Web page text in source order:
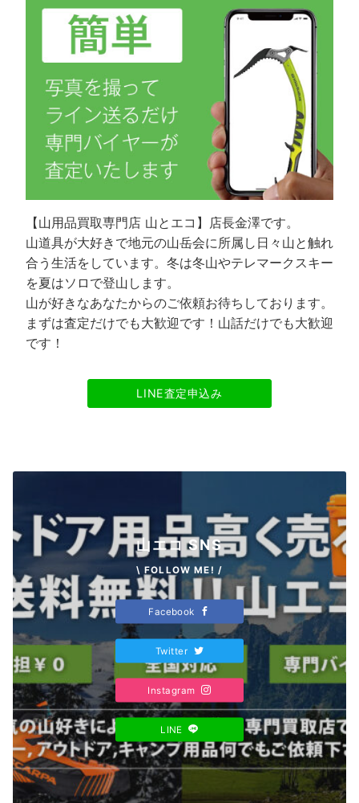
【山用品買取専門店 山とエコ】店長金澤です。
山道具が大好きで地元の山岳会に所属し日々山と触れ
合う生活をしています。冬は冬山やテレマークスキー
を夏はソロで登山します。
山が好きなあなたからのご依頼お待ちしております。
まずは査定だけでも大歓迎です！山話だけでも大歓迎
です！
LINE査定申込み
山エコ SNS
\ FOLLOW ME! /
Facebook
Twitter
Instagram
LINE